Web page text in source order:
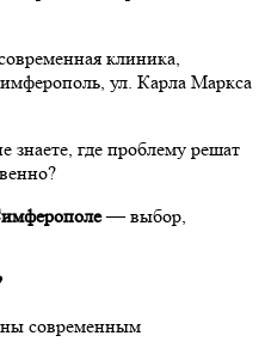
клиника,
ул. Карла Маркса
где проблему решат
— выбор,
современным